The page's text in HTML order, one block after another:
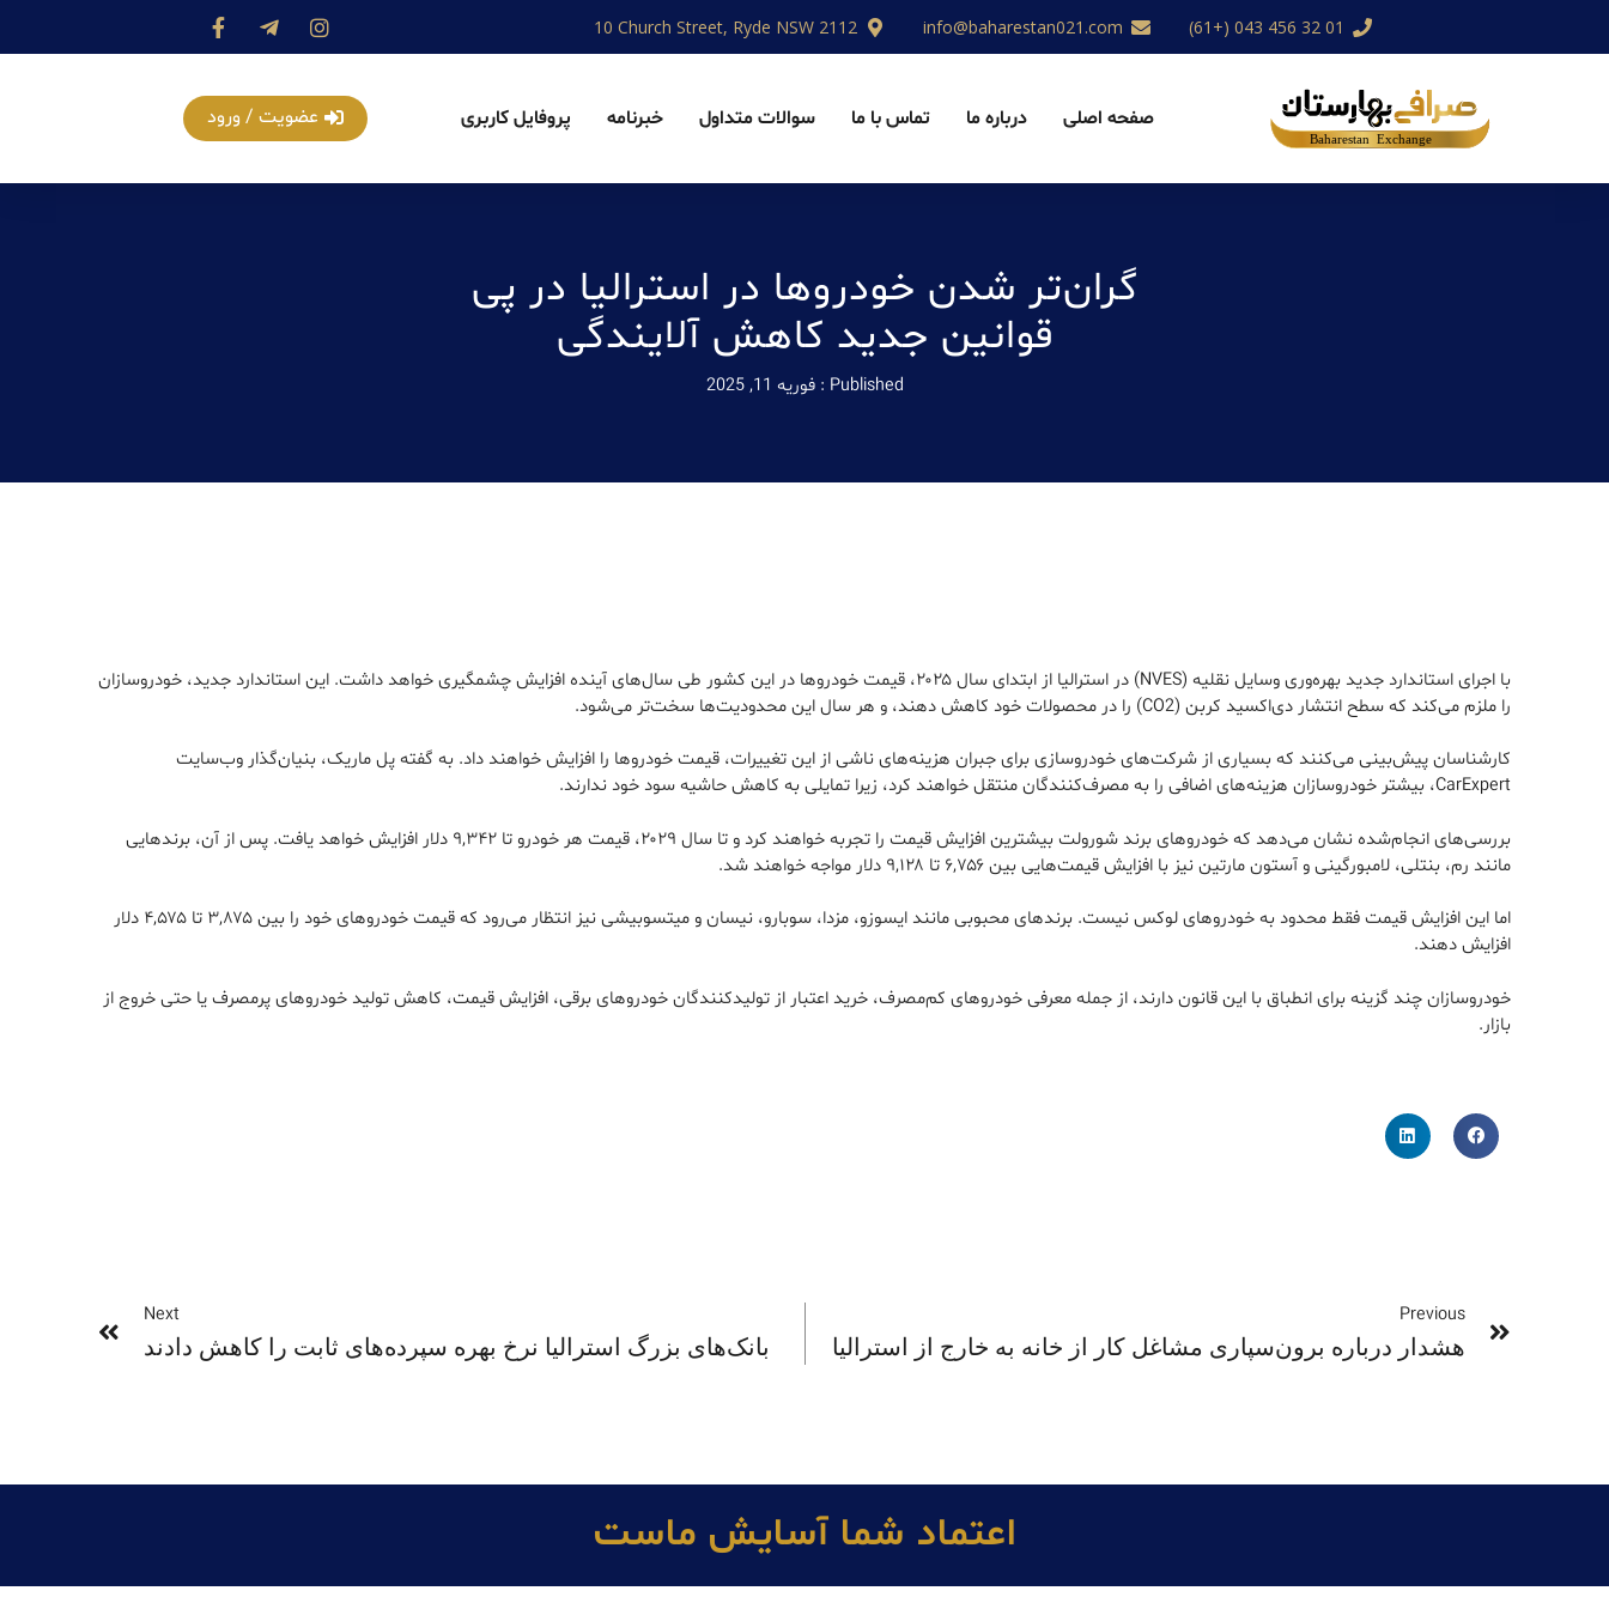
01 32 456 043 (+61)
info@baharestan021.com
10 Church Street, Ryde NSW 2112
صفحه اصلی درباره ما تماس با ما سوالات متداول خبرنامه پروفایل کاربری عضویت / ورود
گران‌تر شدن خودروها در استرالیا در پی
قوانین جدید کاهش آلایندگی
Published : فوریه 11, 2025
با اجرای استاندارد جدید بهره‌وری وسایل نقلیه (NVES) در استرالیا از ابتدای سال ۲۰۲۵، قیمت خودروها در این کشور طی سال‌های آینده افزایش چشمگیری خواهد داشت. این استاندارد جدید، خودروسازان
را ملزم می‌کند که سطح انتشار دی‌اکسید کربن (CO2) را در محصولات خود کاهش دهند، و هر سال این محدودیت‌ها سخت‌تر می‌شود.
کارشناسان پیش‌بینی می‌کنند که بسیاری از شرکت‌های خودروسازی برای جبران هزینه‌های ناشی از این تغییرات، قیمت خودروها را افزایش خواهند داد. به گفته پل ماریک، بنیان‌گذار وب‌سایت
CarExpert، بیشتر خودروسازان هزینه‌های اضافی را به مصرف‌کنندگان منتقل خواهند کرد، زیرا تمایلی به کاهش حاشیه سود خود ندارند.
بررسی‌های انجام‌شده نشان می‌دهد که خودروهای برند شورولت بیشترین افزایش قیمت را تجربه خواهند کرد و تا سال ۲۰۲۹، قیمت هر خودرو تا ۹,۳۴۲ دلار افزایش خواهد یافت. پس از آن، برندهایی
مانند رم، بنتلی، لامبورگینی و آستون مارتین نیز با افزایش قیمت‌هایی بین ۶,۷۵۶ تا ۹,۱۲۸ دلار مواجه خواهند شد.
اما این افزایش قیمت فقط محدود به خودروهای لوکس نیست. برندهای محبوبی مانند ایسوزو، مزدا، سوبارو، نیسان و میتسوبیشی نیز انتظار می‌رود که قیمت خودروهای خود را بین ۳,۸۷۵ تا ۴,۵۷۵ دلار
افزایش دهند.
خودروسازان چند گزینه برای انطباق با این قانون دارند، از جمله معرفی خودروهای کم‌مصرف، خرید اعتبار از تولیدکنندگان خودروهای برقی، افزایش قیمت، کاهش تولید خودروهای پرمصرف یا حتی خروج از
بازار.
Previous
هشدار درباره برون‌سپاری مشاغل کار از خانه به خارج از استرالیا
Next
بانک‌های بزرگ استرالیا نرخ بهره سپرده‌های ثابت را کاهش دادند
اعتماد شما آسايش ماست